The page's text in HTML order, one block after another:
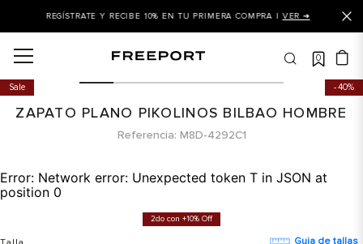
REGÍSTRATE Y RECIBE 10% EN TU PRIMERA COMPRA |VER ➜
0
40%
Sale
ZAPATO PLANO PIKOLINOS BILBAO HOMBRE
Referencia M8D-4292C1
Error: Network error: Unexpected token T in JSON at
position 0
2do con +10% Off
Guia de tallas
balance
balance 327